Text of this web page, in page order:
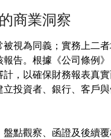
商業洞察
被視為同義；實務上二
告。根據《公司條例
，以確保財務報表真
投資者、銀行、客戶
點觀察、函證及後續